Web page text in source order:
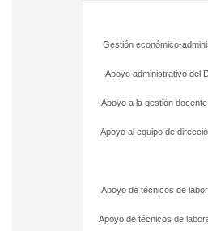
Apoyo de técnicos de
Apoyo de técnicos de
Apoyo al equipo de
Apoyo a la gestión docente
Apoyo administrativo del
Gestión económico-